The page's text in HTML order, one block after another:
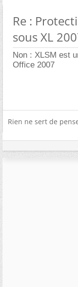
Re :
sous XL
Non : XLSM est
Office 2007
Rien ne sert de